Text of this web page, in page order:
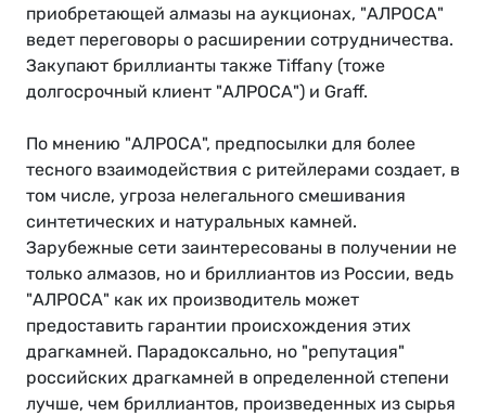
приобретающей алмазы на аукционах, "АЛРОСА"
ведет переговоры о расширении сотрудничества.
Закупают бриллианты также Tiffany (тоже
долгосрочный клиент "АЛРОСА") и Graff.
По мнению "АЛРОСА", предпосылки для более
тесного взаимодействия с ритейлерами создает, в
том числе, угроза нелегального смешивания
синтетических и натуральных камней.
Зарубежные сети заинтересованы в получении не
только алмазов, но и бриллиантов из России, ведь
"АЛРОСА" как их производитель может
предоставить гарантии происхождения этих
драгкамней. Парадоксально, но "репутация"
российских драгкамней в определенной степени
лучше, чем бриллиантов, произведенных из сырья